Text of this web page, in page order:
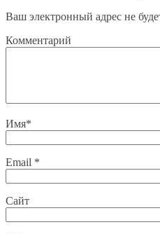
Ваш электронный адрес не
Комментарий
Имя*
Email *
Сайт